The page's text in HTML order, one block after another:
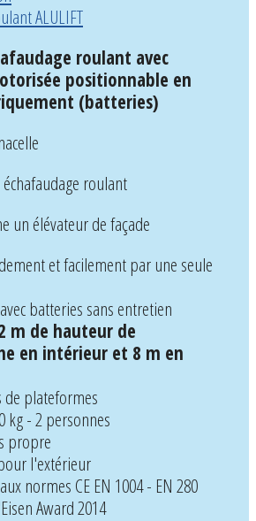
roulant avec
positionnable en
(batteries)
roulant
un élévateur de façade
et facilement par une seule
batteries sans entretien
m de hauteur de
en intérieur et 8 m en
de plateformes
kg - 2 personnes
propre
l'extérieur
normes CE EN 1004 - EN 280
Award 2014